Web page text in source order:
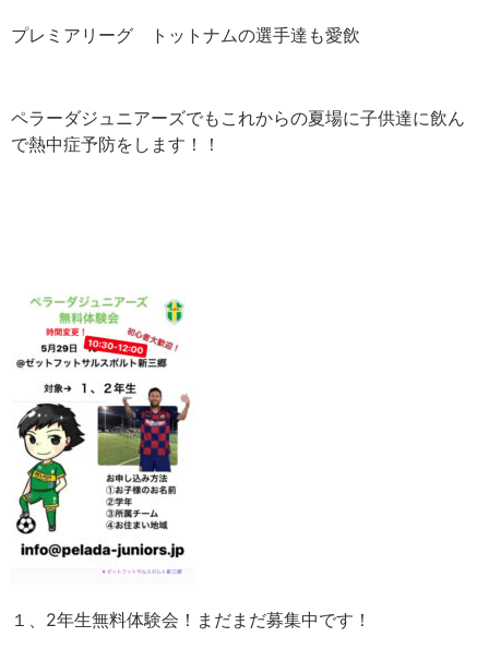
プレミアリーグ トットナムの選手達も愛飲
ペラーダジュニアーズでもこれからの夏場に子供達に飲ん
で熱中症予防をします！！
１、2年生無料体験会！まだまだ募集中です！